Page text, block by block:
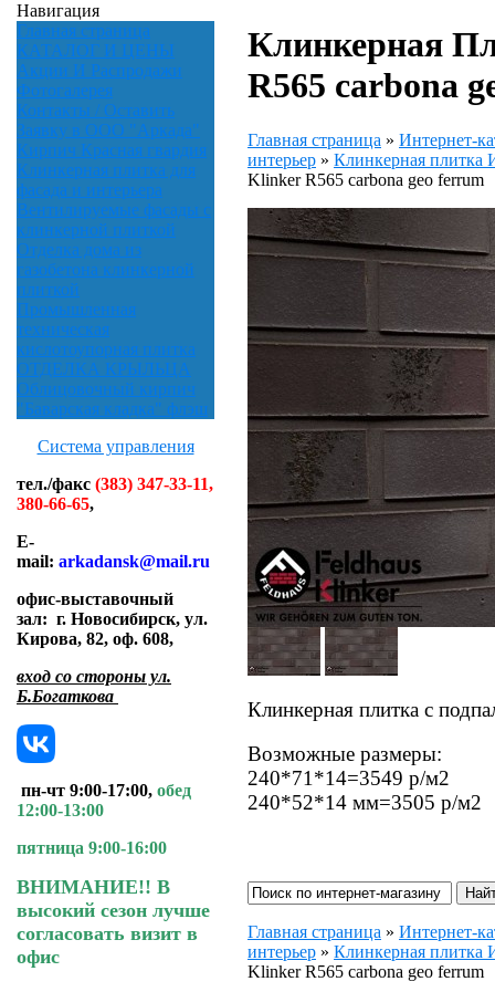
Навигация
Главная страница
КАТАЛОГ И ЦЕНЫ
Акции И Распродажи
Фотогалерея
Контакты / Оставить
Заявку в ООО "Аркада"
Кирпич Красная гвардия
Клинкерная плитка для
фасада и интерьера
Вентилируемые фасады с
клинкерной плиткой
Отделка дома из
газобетона клинкерной
плиткой
Промышленная
техническая
кислотоупорная плитка
ОТДЕЛКА КРЫЛЬЦА
Облицовочный кирпич
"Баварская кладка" флэш
Система управления
тел./факс (383) 347-33-11,
380-66-65,
E-
mail: arkadansk@mail.ru
офис-выставочный
зал: г. Новосибирск, ул.
Кирова, 82, оф. 608,
вход со стороны ул.
Б.Богаткова
пн-чт 9:00-17:00, обед
12:00-13:00
пятница 9:00-16:00
ВНИМАНИЕ!! В
высокий сезон лучше
согласовать визит в
офис
Клинкерная
R565 carbona
Главная страница » Интернет-
интерьер » Клинкерная
Klinker R565 carbona geo ferrum
Клинкерная плитка с
Возможные размеры:
240*71*14=3549 р/м2
240*52*14 мм=3505 р/м2
Главная страница » Интернет-
интерьер » Клинкерная
Klinker R565 carbona geo ferrum